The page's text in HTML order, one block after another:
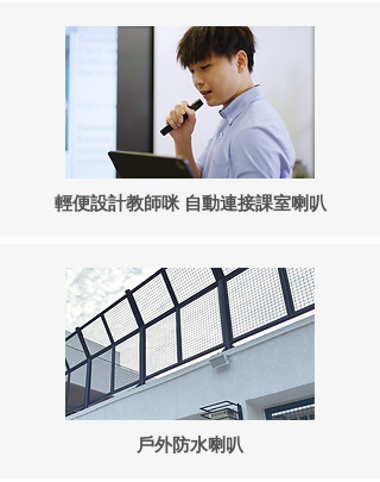
輕便設計教師咪 自動連接課室喇叭
戶外防水喇叭